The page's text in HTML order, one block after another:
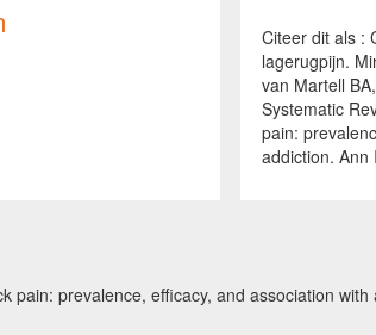
Citeer dit als :
lagerugpijn.
van Martell
Systematic
pain:
addiction. Ann
pain: prevalence, efficacy, and association